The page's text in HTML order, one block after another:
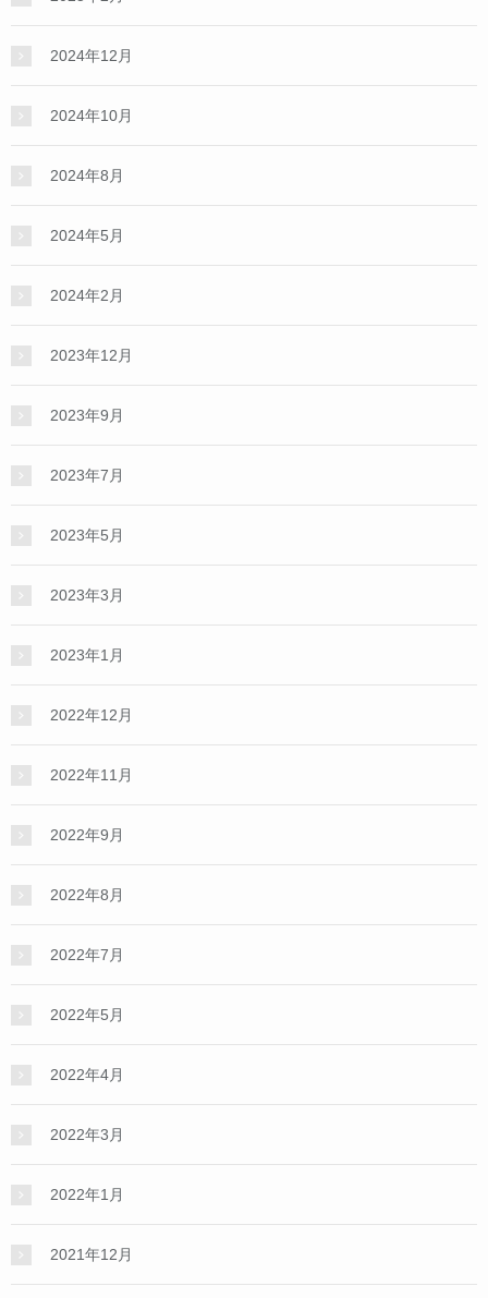
2024年12月
2024年10月
2024年8月
2024年5月
2024年2月
2023年12月
2023年9月
2023年7月
2023年5月
2023年3月
2023年1月
2022年12月
2022年11月
2022年9月
2022年8月
2022年7月
2022年5月
2022年4月
2022年3月
2022年1月
2021年12月